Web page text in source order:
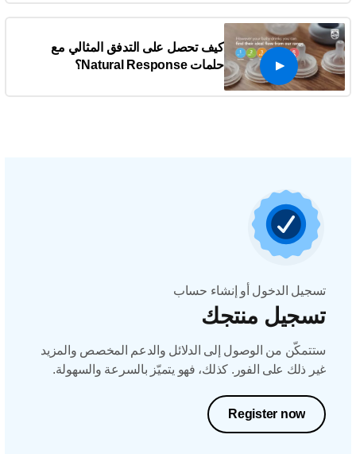
كيف تحصل على التدفق المثالي مع
حلمات Natural Response؟
تسجيل الدخول أو إنشاء حساب
تسجيل منتجك
ستتمكّن من الوصول إلى الدلائل والدعم المخصص والمزيد
غير ذلك على الفور. كذلك، فهو يتميّز بالسرعة والسهولة.
Register now